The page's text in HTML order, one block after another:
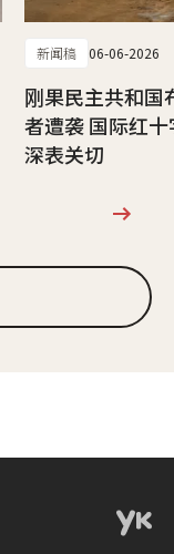
新闻稿 06-06-2026
刚果民主共和国
者遭袭 国际红
深表关切